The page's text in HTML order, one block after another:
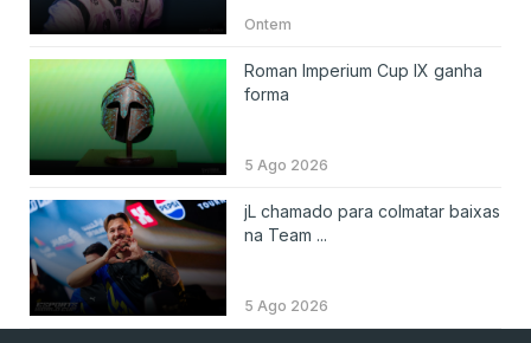
Ontem
Roman Imperium Cup IX ganha
forma
5 Ago 2026
jL chamado para colmatar baixas
na Team ...
5 Ago 2026